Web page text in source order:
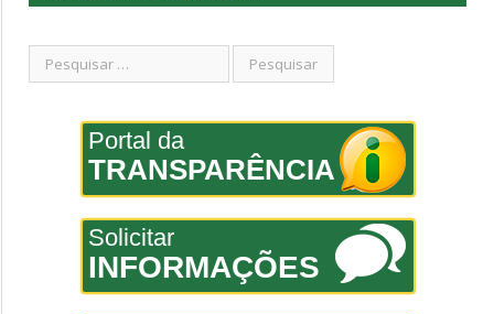
Portal da
TRANSPARÊNCIA
Solicitar
INFORMAÇÕES